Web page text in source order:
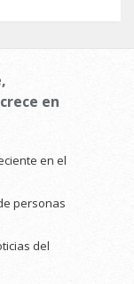
en
en el
personas
del